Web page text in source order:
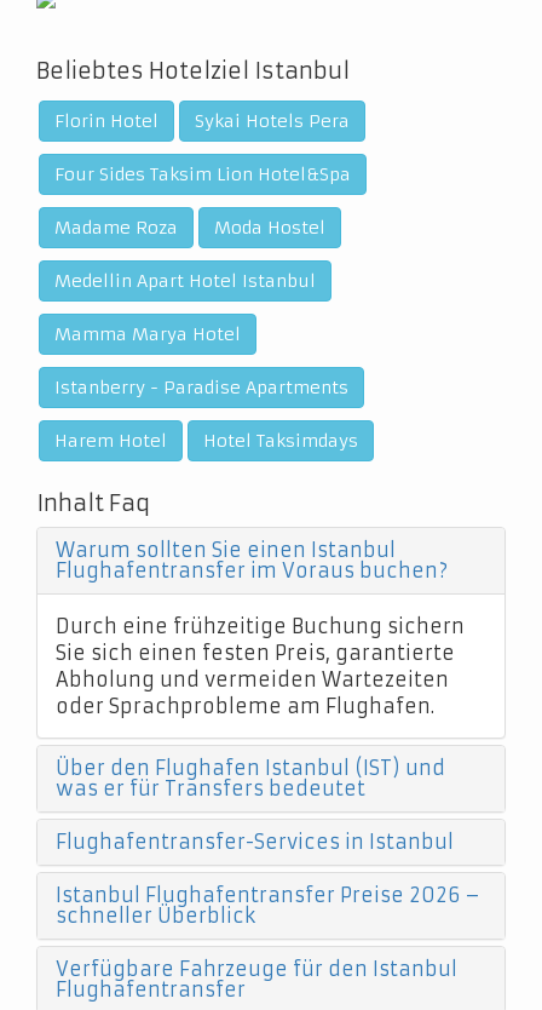
Beliebtes Hotelziel Istanbul
Florin Hotel Sykai Hotels Pera
Four Sides Taksim Lion Hotel&Spa
Madame Roza Moda Hostel
Medellin Apart Hotel Istanbul
Mamma Marya Hotel
Istanberry - Paradise Apartments
Harem Hotel Hotel Taksimdays
Inhalt Faq
Warum sollten Sie einen Istanbul
Flughafentransfer im Voraus buchen?
Durch eine frühzeitige Buchung sichern
Sie sich einen festen Preis, garantierte
Abholung und vermeiden Wartezeiten
oder Sprachprobleme am Flughafen.
Über den Flughafen Istanbul (IST) und
was er für Transfers bedeutet
Flughafentransfer-Services in Istanbul
Istanbul Flughafentransfer Preise 2026 –
schneller Überblick
Verfügbare Fahrzeuge für den Istanbul
Flughafentransfer